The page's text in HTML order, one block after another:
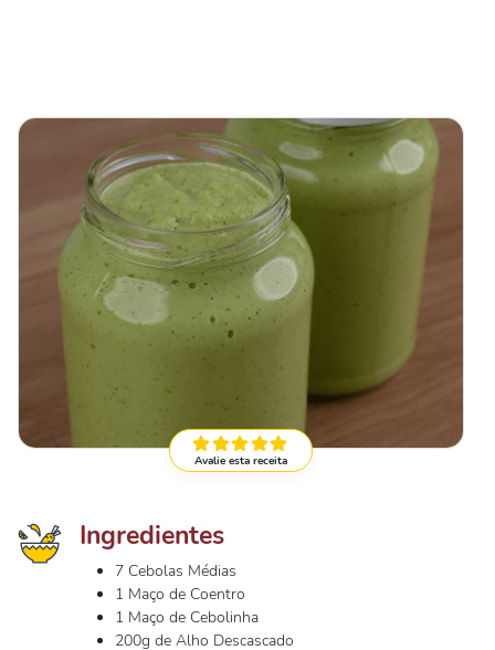
Avalie esta receita
Ingredientes
7 Cebolas Médias
1 Maço de Coentro
1 Maço de Cebolinha
200g de Alho Descascado